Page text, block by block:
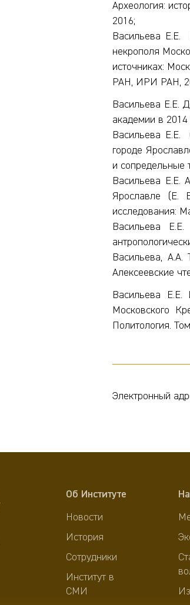
Археология:
2016;
Васильева Е.Е.
некрополя
источниках:
РАН, ИРИ РАН,
Васильева Е.Е.
академии в
Васильева Е.Е.
городе
и сопредельные
Васильева Е.Е.
Ярославле (Е.
исследования:
Васильева
Васильева, А.А.
Алексеевские
Васильева Е.Е.
Московского
Политология.
Электронный
Об Институте
Новости
История
Сотрудники
Институт в
СМИ